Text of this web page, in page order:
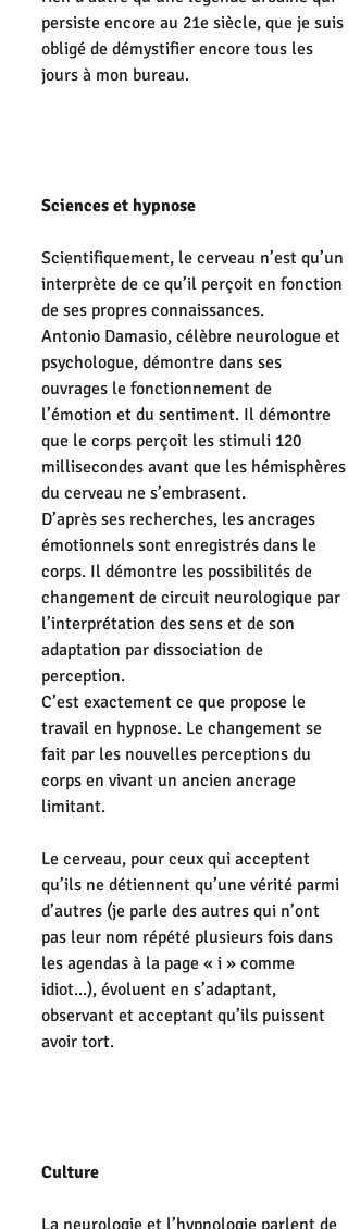
persiste encore au 21e siècle, que je suis
obligé de démystifier encore tous les
jours à mon bureau.
Sciences et hypnose
Scientifiquement, le cerveau n’est qu’un
interprète de ce qu’il perçoit en fonction
de ses propres connaissances.
Antonio Damasio, célèbre neurologue et
psychologue, démontre dans ses
ouvrages le fonctionnement de
l’émotion et du sentiment. Il démontre
que le corps perçoit les stimuli 120
millisecondes avant que les hémisphères
du cerveau ne s’embrasent.
D’après ses recherches, les ancrages
émotionnels sont enregistrés dans le
corps. Il démontre les possibilités de
changement de circuit neurologique par
l’interprétation des sens et de son
adaptation par dissociation de
perception.
C’est exactement ce que propose le
travail en hypnose. Le changement se
fait par les nouvelles perceptions du
corps en vivant un ancien ancrage
limitant.
Le cerveau, pour ceux qui acceptent
qu’ils ne détiennent qu’une vérité parmi
d’autres (je parle des autres qui n’ont
pas leur nom répété plusieurs fois dans
les agendas à la page « i » comme
idiot...), évoluent en s’adaptant,
observant et acceptant qu’ils puissent
avoir tort.
Culture
La neurologie et l’hypnologie parlent de